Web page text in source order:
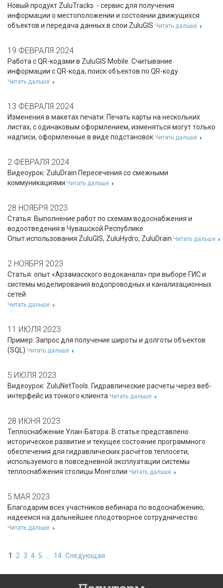
Новый продукт ZuluTracks - сервис для получения
информации о местоположении и состоянии движущихся
объектов и передача данных в слои ZuluGIS Читать дальше
19 ФЕВРАЛЯ 2024
Работа с QR-кодами в ZuluGIS Mobile. Считывание
информации с QR-кода, поиск объектов по QR-коду
Читать дальше
13 ФЕВРАЛЯ 2024
Изменения в макетах печати. Печать карты на нескольких
листах, с одинаковым оформлением, изменяться могут только
надписи, оформленные в виде подстановок Читать дальше
2 ФЕВРАЛЯ 2024
Видеоурок: ZuluDrain Пересечения со смежными
коммуникациями Читать дальше
28 НОЯБРЯ 2023
Cтатья: Выполнение работ по схемам водоснабжения и
водоотведения в Чувашской Республике
Опыт использования ZuluGIS, ZuluHydro, ZuluDrain Читать дальше
2 НОЯБРЯ 2023
Статья: опыт «Арзамасского водоканала» при выборе ГИС и
системы моделирования водопроводных и канализационных
сетей
Читать дальше
11 ИЮЛЯ 2023
Пример: Запрос для получение широты и долготы объектов
(SQL) Читать дальше
5 ИЮЛЯ 2023
Видеоурок: ZuluNetTools. Гидравлические расчеты через веб-
интерфейс из тонкого клиента Читать дальше
28 ИЮНЯ 2023
Теплоснабжение Улан-Батора. В статье представлено
историческое развитие и текущее состояние программного
обеспечения для гидравлических расчётов теплосети,
используемого в повседневной эксплуатации системы
теплоснабжения столицы Монголии Читать дальше
5 МАЯ 2023
Благодарим всех участников вебинара по водоснабжению,
надеемся на дальнейшее плодотворное сотрудничество
Читать дальше
1 2 3 4 5 14 Следующая